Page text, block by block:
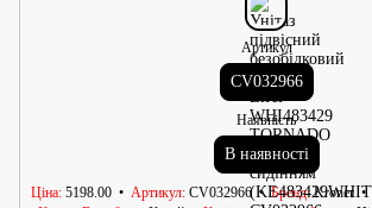
Артикул
CV032966
Наявність
В наявності
Ціна 5198.00 Артикул CV032966 Бренд Kroner